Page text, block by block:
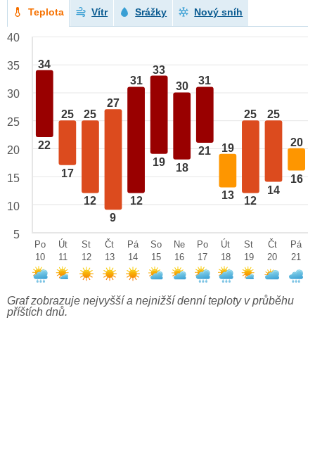
Teplota Vítr Srážky Nový sníh
34
22
25
17
25
12
27
9
31
12
33
19
30
18
31
21 19
13
25
12
25
14
20
16
40
35
30
25
20
15
10
5
Po
10
Út
11
St
12
Čt
13
Pá
14
So
15
Ne
16
Po
17
Út
18
St
19
Čt
20
Pá
21
Graf zobrazuje nejvyšší a nejnižší denní teploty v průběhu
příštích dnů.